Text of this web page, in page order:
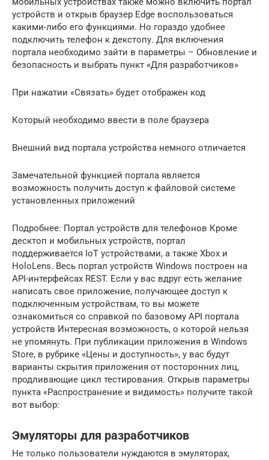
устройств и открыв браузер Edge воспользоваться
какими-либо его функциями. Но гораздо удобнее
подключить телефон к декстопу. Для включения
портала необходимо зайти в параметры – Обновление и
безопасность и выбрать пункт «Для разработчиков»
При нажатии «Связать» будет отображен код
Который необходимо ввести в поле браузера
Внешний вид портала устройства немного отличается
Замечательной функцией портала является
возможность получить доступ к файловой системе
установленных приложений
Подробнее: Портал устройств для телефонов Кроме
десктоп и мобильных устройств, портал
поддерживается IoT устройствами, а также Xbox и
HoloLens. Весь портал устройств Windows построен на
API-интерфейсах REST. Если у вас вдруг есть желание
написать свое приложение, получающее доступ к
подключенным устройствам, то вы можете
ознакомиться со справкой по базовому API портала
устройств Интересная возможность, о которой нельзя
не упомянуть. При публикации приложения в Windows
Store, в рубрике «Цены и доступность», у вас будут
варианты скрытия приложения от посторонних лиц,
продливающие цикл тестирования. Открыв параметры
пункта «Распространение и видимость» получите такой
вот выбор:
Эмуляторы для разработчиков
Не только пользователи нуждаются в эмуляторах,